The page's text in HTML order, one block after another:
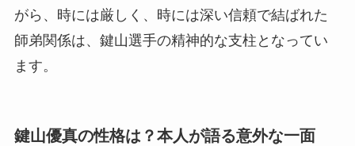
がら、時には厳しく、時には深い信頼で結ばれた
師弟関係は、鍵山選手の精神的な支柱となってい
ます。
鍵山優真の性格は？本人が語る意外な一面